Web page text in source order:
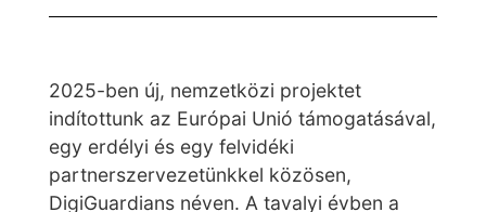
2025-ben új, nemzetközi projektet
indítottunk az Európai Unió támogatásával,
egy erdélyi és egy felvidéki
partnerszervezetünkkel közösen,
DigiGuardians néven. A tavalyi évben a